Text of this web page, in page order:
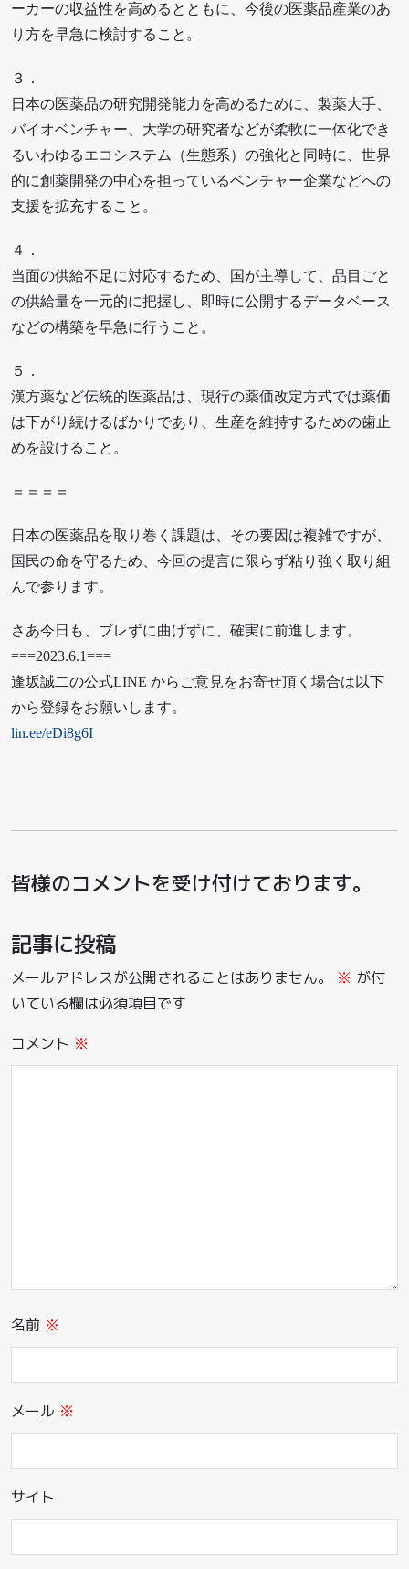
ーカーの収益性を高めるとともに、今後の医薬品産業のあ
り方を早急に検討すること。
３．
日本の医薬品の研究開発能力を高めるために、製薬大手、
バイオベンチャー、大学の研究者などが柔軟に一体化でき
るいわゆるエコシステム（生態系）の強化と同時に、世界
的に創薬開発の中心を担っているベンチャー企業などへの
支援を拡充すること。
４．
当面の供給不足に対応するため、国が主導して、品目ごと
の供給量を一元的に把握し、即時に公開するデータベース
などの構築を早急に行うこと。
５．
漢方薬など伝統的医薬品は、現行の薬価改定方式では薬価
は下がり続けるばかりであり、生産を維持するための歯止
めを設けること。
＝＝＝＝
日本の医薬品を取り巻く課題は、その要因は複雑ですが、
国民の命を守るため、今回の提言に限らず粘り強く取り組
んで参ります。
さあ今日も、ブレずに曲げずに、確実に前進します。
===2023.6.1===
逢坂誠二の公式LINE からご意見をお寄せ頂く場合は以下
から登録をお願いします。
lin.ee/eDi8g6I
皆様のコメントを受け付けております。
記事に投稿
メールアドレスが公開されることはありません。 ※ が付
いている欄は必須項目です
コメント ※
名前 ※
メール ※
サイト